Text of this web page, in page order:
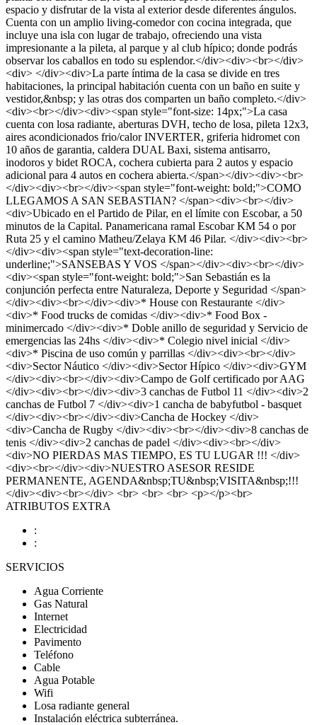
espacio y disfrutar de la vista al exterior desde diferentes ángulos.
Cuenta con un amplio living-comedor con cocina integrada, que
incluye una isla con lugar de trabajo, ofreciendo una vista
impresionante a la pileta, al parque y al club hípico; donde podrás
observar los caballos en todo su esplendor.</div><div><br></div>
<div> </div><div>La parte íntima de la casa se divide en tres
habitaciones, la principal habitación cuenta con un baño en suite y
vestidor,&nbsp; y las otras dos comparten un baño completo.</div>
<div><br></div><div><span style="font-size: 14px;">La casa
cuenta con losa radiante, aberturas DVH, techo de losa, pileta 12x3,
aires acondicionados frio/calor INVERTER, griferia hidromet con
10 años de garantia, caldera DUAL Baxi, sistema antisarro,
inodoros y bidet ROCA, cochera cubierta para 2 autos y espacio
adicional para 4 autos en cochera abierta.</span></div><div><br>
</div><div><br></div><span style="font-weight: bold;">COMO
LLEGAMOS A SAN SEBASTIAN? </span><div><br></div>
<div>Ubicado en el Partido de Pilar, en el límite con Escobar, a 50
minutos de la Capital. Panamericana ramal Escobar KM 54 o por
Ruta 25 y el camino Matheu/Zelaya KM 46 Pilar. </div><div><br>
</div><div><span style="text-decoration-line:
underline;">SANSEBAS Y VOS </span></div><div><br></div>
<div><span style="font-weight: bold;">San Sebastián es la
conjunción perfecta entre Naturaleza, Deporte y Seguridad </span>
</div><div><br></div><div>* House con Restaurante </div>
<div>* Food trucks de comidas </div><div>* Food Box -
minimercado </div><div>* Doble anillo de seguridad y Servicio de
emergencias las 24hs </div><div>* Colegio nivel inicial </div>
<div>* Piscina de uso común y parrillas </div><div><br></div>
<div>Sector Náutico </div><div>Sector Hípico </div><div>GYM
</div><div><br></div><div>Campo de Golf certificado por AAG
</div><div><br></div><div>3 canchas de Futbol 11 </div><div>2
canchas de Futbol 7 </div><div>1 cancha de babyfutbol - basquet
</div><div><br></div><div>Cancha de Hockey </div>
<div>Cancha de Rugby </div><div><br></div><div>8 canchas de
tenis </div><div>2 canchas de padel </div><div><br></div>
<div>NO PIERDAS MAS TIEMPO, ES TU LUGAR !!! </div>
<div><br></div><div>NUESTRO ASESOR RESIDE
PERMANENTE, AGENDA&nbsp;TU&nbsp;VISITA&nbsp;!!!
</div><div><br></div> <br> <br> <br> <p></p><br>
ATRIBUTOS EXTRA
:
:
SERVICIOS
Agua Corriente
Gas Natural
Internet
Electricidad
Pavimento
Teléfono
Cable
Agua Potable
Wifi
Losa radiante general
Instalación eléctrica subterránea.